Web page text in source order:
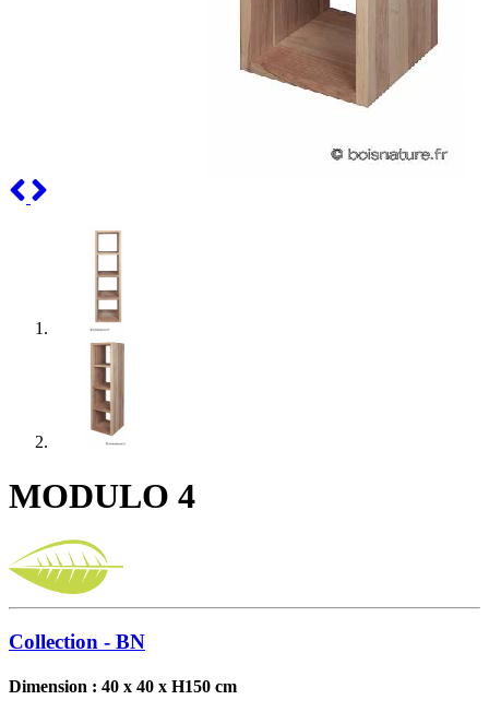
Previous
MODULO 4
Collection - BN
Dimension : 40 x 40 x H150 cm